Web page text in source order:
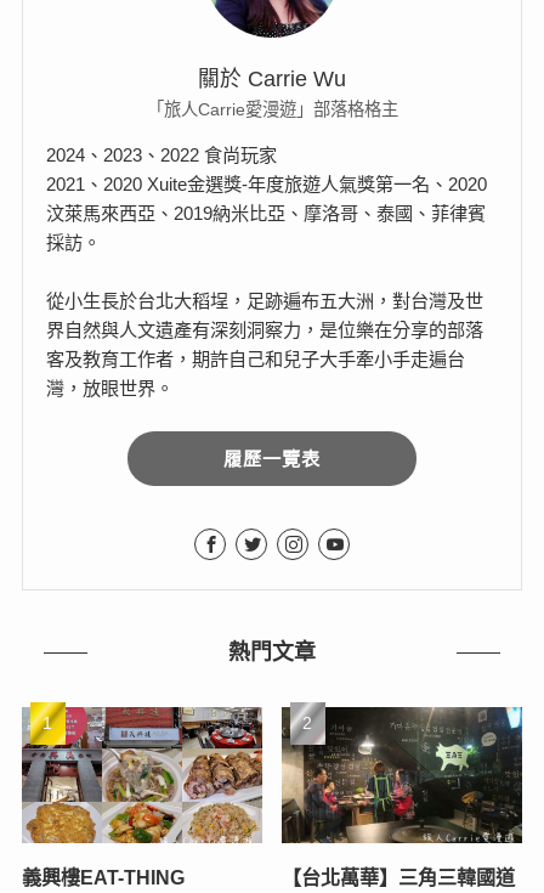
關於 Carrie Wu
「旅人Carrie愛漫遊」部落格格主
2024、2023、2022 食尚玩家
2021、2020 Xuite金選獎-年度旅遊人氣獎第一名、2020
汶萊馬來西亞、2019納米比亞、摩洛哥、泰國、菲律賓
採訪。
從小生長於台北大稻埕，足跡遍布五大洲，對台灣及世
界自然與人文遺產有深刻洞察力，是位樂在分享的部落
客及教育工作者，期許自己和兒子大手牽小手走遍台
灣，放眼世界。
履歷一覽表
熱門文章
義興樓EAT-THING
【台北萬華】三角三韓國道